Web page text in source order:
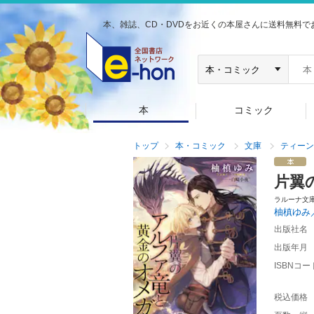
本、雑誌、CD・DVDをお近くの本屋さんに送料無料で
本 コミック
トップ 本・コミック 文庫 ティー
片翼
ラルーナ文
柚槙ゆみ
出版社名
出版年月
ISBNコー
税込価格